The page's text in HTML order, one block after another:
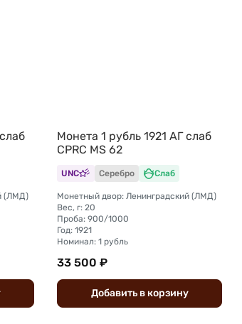
(ЛМД)
Монета 1 рубль 1921 АГ слаб
CPRC MS 62
UNC Серебро Слаб
Монетный двор: Ленинградский (ЛМД)
Вес, г: 20
Проба: 900/1000
Год: 1921
Номинал: 1 рубль
33 500 ₽
Добавить вкорзину